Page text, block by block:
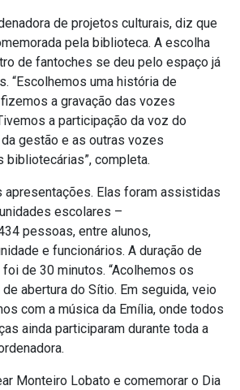
de projetos culturais, diz que
pela biblioteca. A escolha
de fantoches se deu pelo espaço já
“Escolhemos uma história de
a gravação das vozes
a participação da voz do
gestão e as outras vozes
bibliotecárias”, completa.
Elas foram assistidas
escolares –
pessoas, entre alunos,
e funcionários. A duração de
de 30 minutos. “Acolhemos os
abertura do Sítio. Em seguida, veio
com a música da Emília, onde todos
ainda participaram durante toda a
Monteiro Lobato e comemorar o Dia